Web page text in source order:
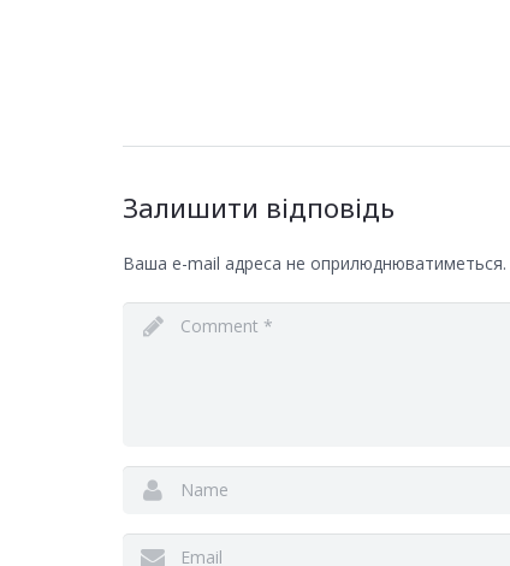
Залишити відповідь
Ваша e-mail адреса не оприлюднюватиметься.